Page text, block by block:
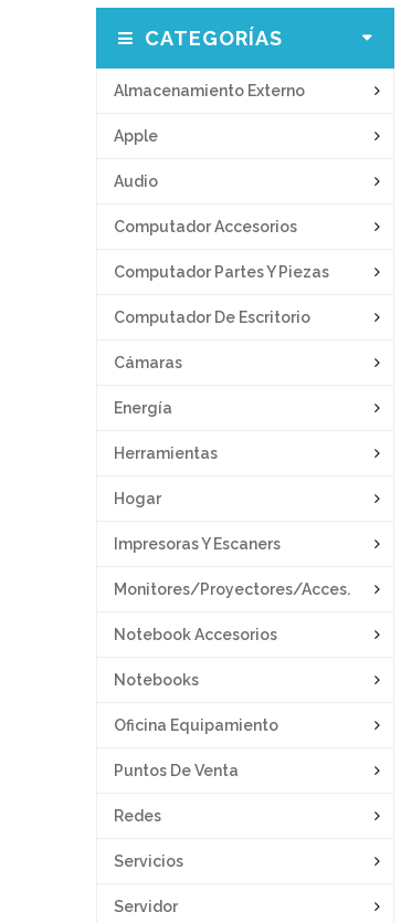
CATEGORÍAS
Almacenamiento Externo
Apple
Audio
Computador Accesorios
Computador Partes Y Piezas
Computador De Escritorio
Cámaras
Energía
Herramientas
Hogar
Impresoras Y Escaners
Monitores/proyectores/acces.
Notebook Accesorios
Notebooks
Oficina Equipamiento
Puntos De Venta
Redes
Servicios
Servidor